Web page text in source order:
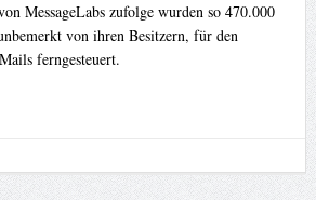
MessageLabs zufolge wurden so 470.000
von ihren Besitzern, für den
ferngesteuert.